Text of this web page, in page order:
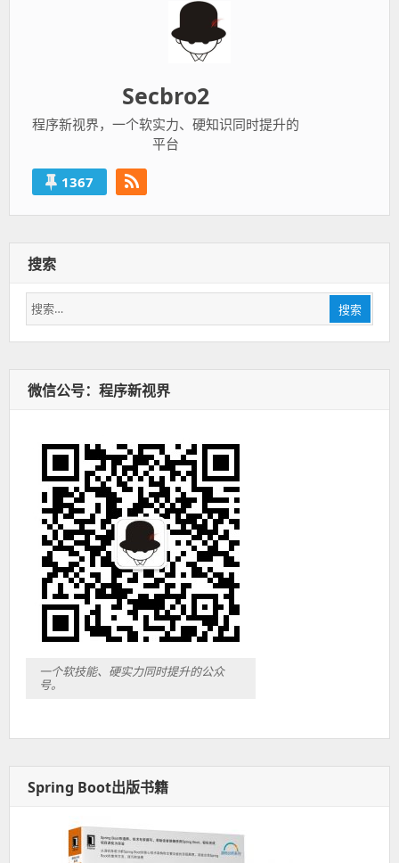
Secbro2
程序新视界，一个软实力、硬知识同时提升的
平台
1367
搜索
搜
索：
搜索
微信公号：程序新视界
一个软技能、硬实力同时提升的公众
号。
Spring Boot出版书籍